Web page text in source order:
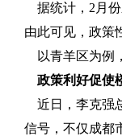
据统计， 2 月
由此可见，政策
以青羊区为例
政策利好促使
近日，李克强
信号，不仅成都